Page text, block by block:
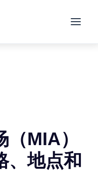
MIA）
、地点和